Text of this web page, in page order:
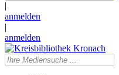
|
anmelden
|
anmelden